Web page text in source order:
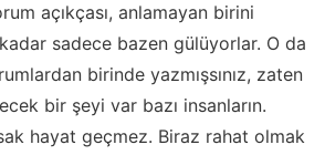
açıkçası, anlamayan birini
sadece bazen gülüyorlar. O da
birinde yazmışsınız, zaten
bir şeyi var bazı insanların.
hayat geçmez. Biraz rahat olmak